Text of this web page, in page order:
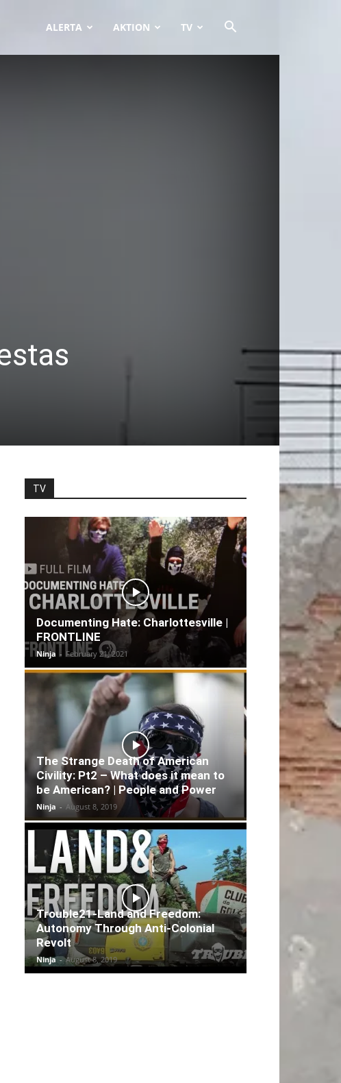
ALERTA AKTION TV
TV
Documenting Hate: Charlottesville |
FRONTLINE
Ninja - February 21, 2021
The Strange Death of American
Civility: Pt2 – What does it mean to
be American? | People and Power
Ninja - August 8, 2019
Trouble21-Land and Freedom:
Autonomy Through Anti-Colonial
Revolt
Ninja - August 8, 2019